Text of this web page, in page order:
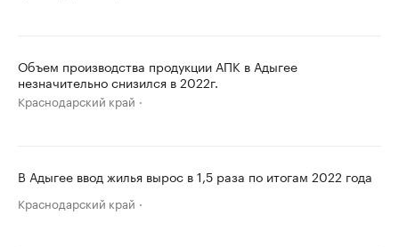
Объем производства продукции АПК в Адыгее
незначительно снизился в 2022г.
Краснодарский край
В Адыгее ввод жилья вырос в 1,5 раза по итогам 2022 года
Краснодарский край